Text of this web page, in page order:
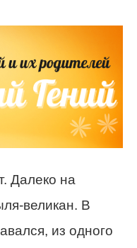
Далеко на
великан. В
из одного